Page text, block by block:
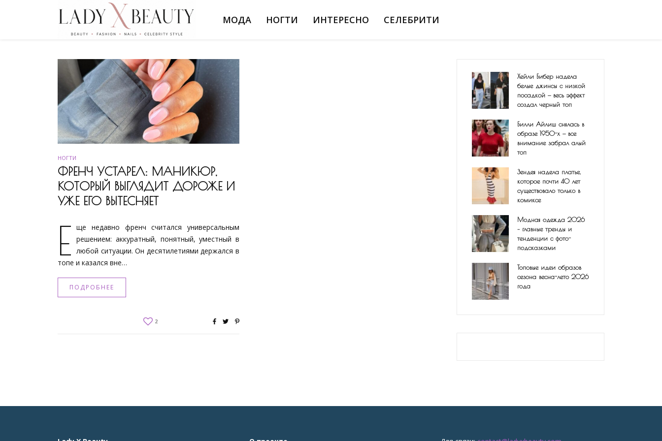
МОДА НОГТИ ИНТЕРЕСНО СЕЛЕБРИТИ
НОГТИ
ФРЕНЧ УСТАРЕЛ: МАНИКЮР,
КОТОРЫЙ ВЫГЛЯДИТ ДОРОЖЕ И
УЖЕ ЕГО ВЫТЕСНЯЕТ
Е ще недавно френч считался универсальным
решением: аккуратный, понятный, уместный в
любой ситуации. Он десятилетиями держался в
топе и казался вне…
ПОДРОБНЕЕ
2
Хейли Бибер надела
белые джинсы с низкой
посадкой — весь эффект
создал черный топ
Билли Айлиш снялась в
образе 1950-х — все
внимание забрал алый
топ
Зендея надела платье,
которое почти 40 лет
существовало только в
комиксе
Модная одежда 2026
– главные тренды и
тенденции с фото-
подсказками
Топовые идеи образов
сезона весна-лето 2026
года